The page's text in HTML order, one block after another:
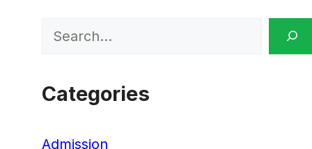
Search
Categories
Admission